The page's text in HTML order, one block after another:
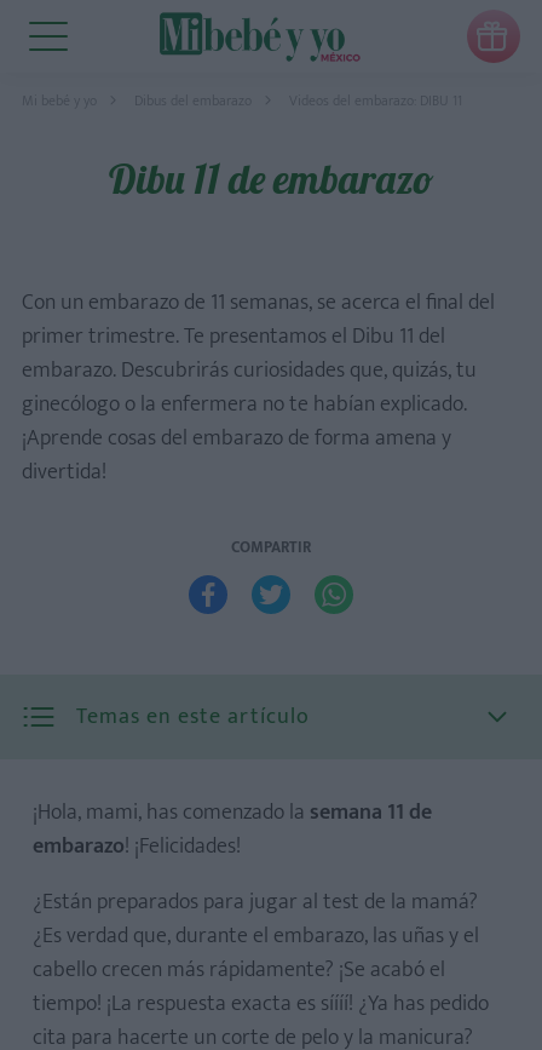

Mi bebé y yo Dibus del embarazo Videos del embarazo: DIBU 11
Dibu 11 de embarazo
Con un embarazo de 11 semanas, se acerca el final del
primer trimestre. Te presentamos el Dibu 11 del
embarazo. Descubrirás curiosidades que, quizás, tu
ginecólogo o la enfermera no te habían explicado.
¡Aprende cosas del embarazo de forma amena y
divertida!
COMPARTIR
  
Temas en este artículo
¡Hola, mami, has comenzado la semana 11 de
embarazo! ¡Felicidades!
¿Están preparados para jugar al test de la mamá?
¿Es verdad que, durante el embarazo, las uñas y el
cabello crecen más rápidamente? ¡Se acabó el
tiempo! ¡La respuesta exacta es síííí! ¿Ya has pedido
cita para hacerte un corte de pelo y la manicura?